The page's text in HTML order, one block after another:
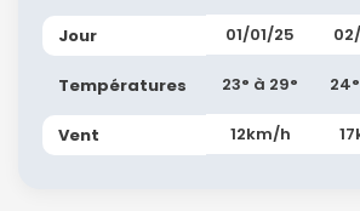
Jour
Températures
Vent
01/01/25
23° à 29°
12km/h